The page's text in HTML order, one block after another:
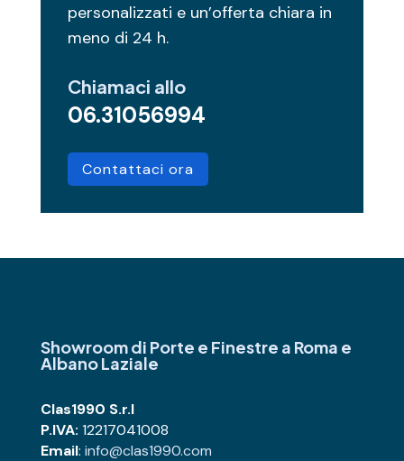
personalizzati e un’offerta chiara in
meno di 24 h.
Chiamaci allo
06.31056994
Contattaci ora
Showroom di Porte e Finestre a Roma e
Albano Laziale
Clas1990 S.r.l
P.IVA: 12217041008
Email: info@clas1990.com